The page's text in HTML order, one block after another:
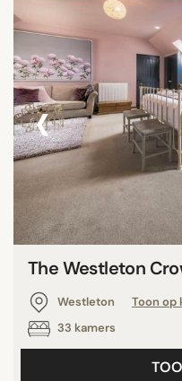
‹
The Westleton
Westleton
Toon op
33 kamers